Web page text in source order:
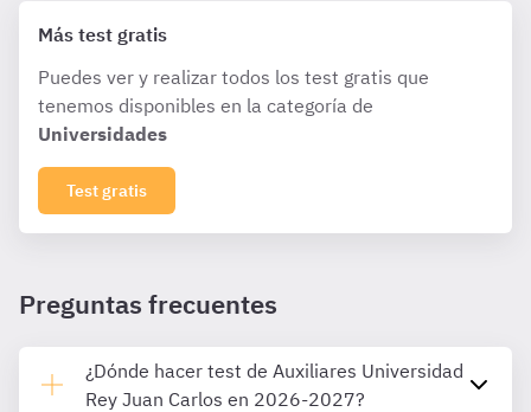
Más test gratis
Puedes ver y realizar todos los test gratis que
tenemos disponibles en la categoría de
Universidades
Test gratis
Preguntas frecuentes
¿Dónde hacer test de Auxiliares Universidad
Rey Juan Carlos en 2026-2027?